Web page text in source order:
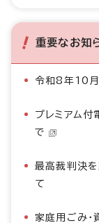
重要なお知
令和8年10月
プレミアム
で
最高裁判決
て
家庭用ごみ